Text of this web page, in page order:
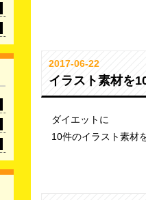
2017-06-22
イラスト素材を
ダイエットに
10件のイラスト素材